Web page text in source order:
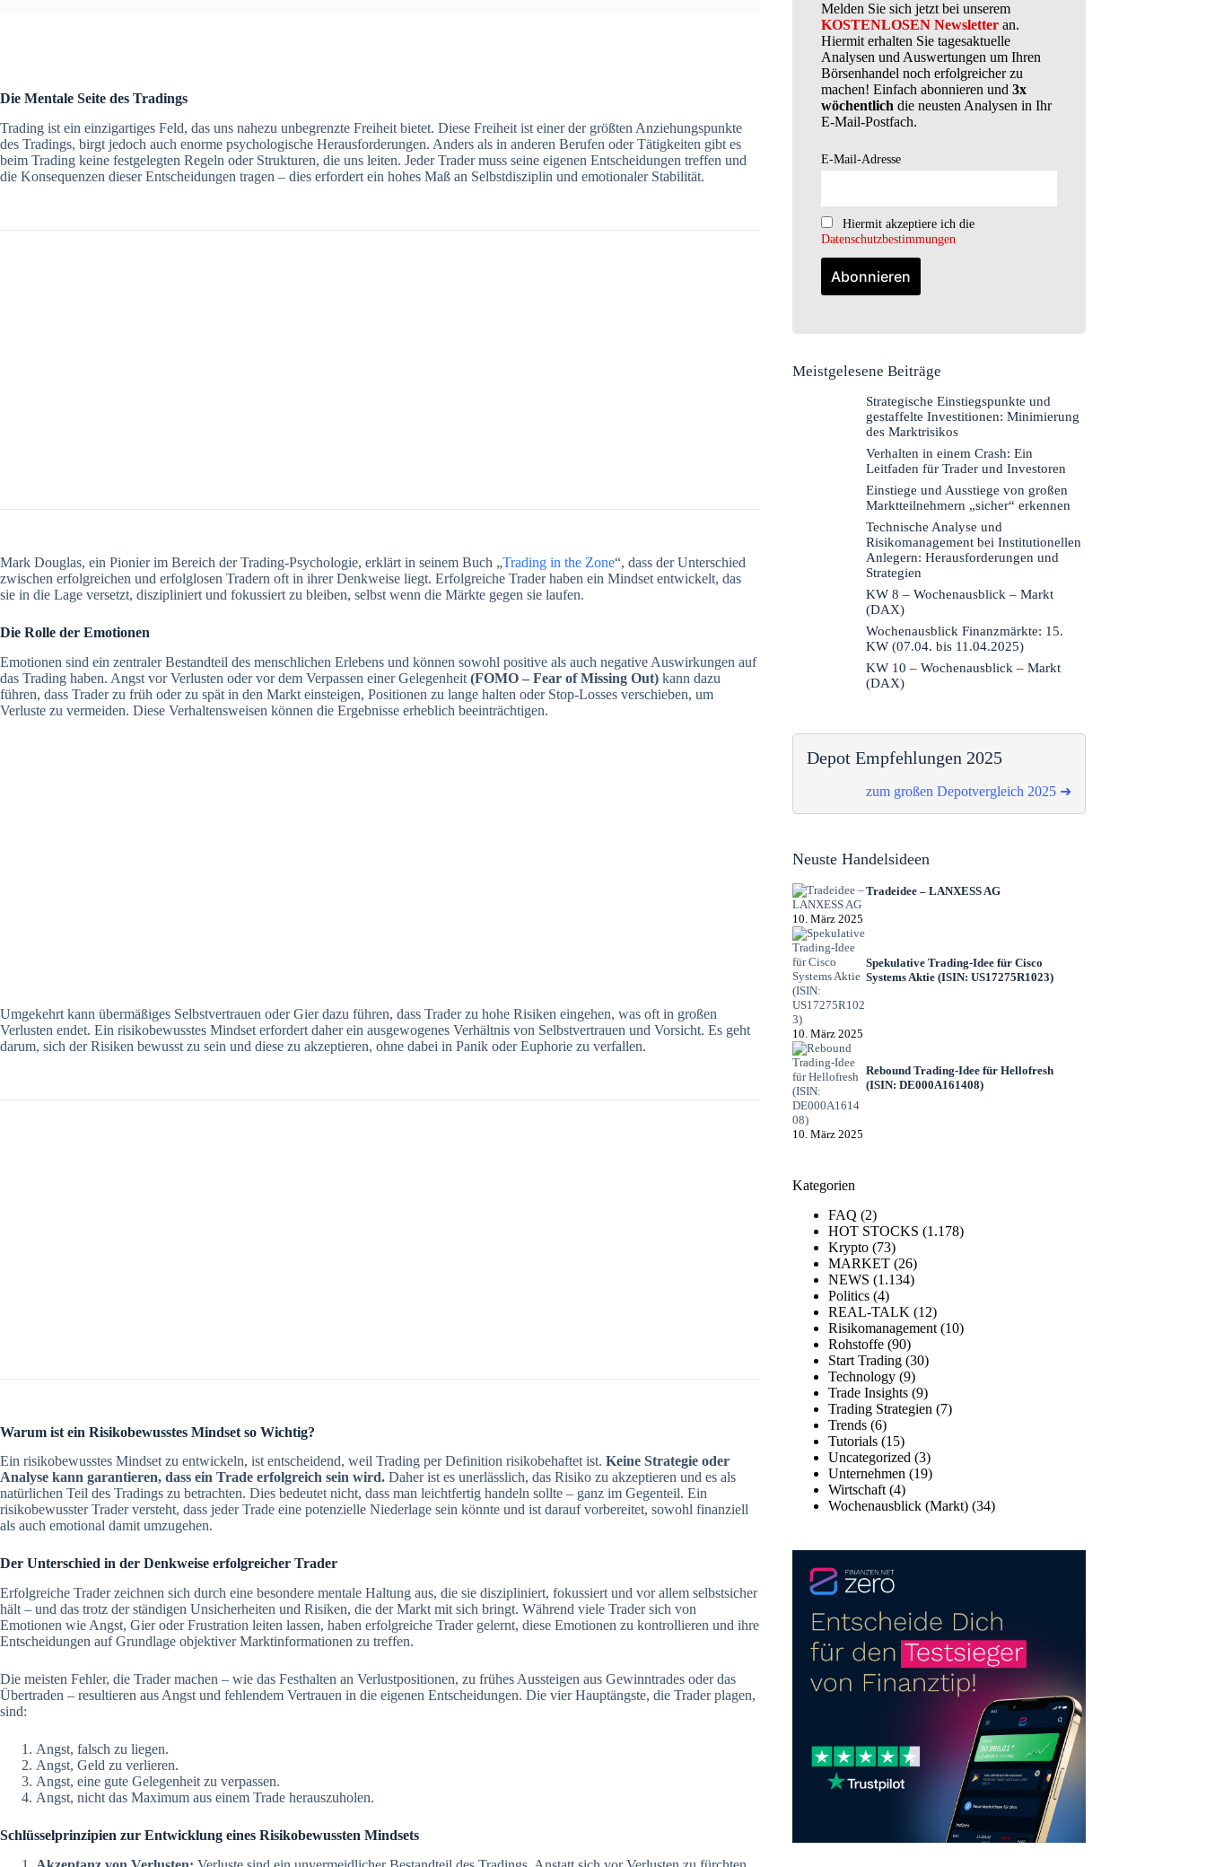
Die Mentale Seite des Tradings
Trading ist ein einzigartiges Feld, das uns nahezu unbegrenzte Freiheit bietet. Diese Freiheit ist einer der größten Anziehungspunkte
des Tradings, birgt jedoch auch enorme psychologische Herausforderungen. Anders als in anderen Berufen oder Tätigkeiten gibt es
beim Trading keine festgelegten Regeln oder Strukturen, die uns leiten. Jeder Trader muss seine eigenen Entscheidungen treffen und
die Konsequenzen dieser Entscheidungen tragen – dies erfordert ein hohes Maß an Selbstdisziplin und emotionaler Stabilität.
Mark Douglas, ein Pionier im Bereich der Trading-Psychologie, erklärt in seinem Buch „Trading in the Zone“, dass der Unterschied
zwischen erfolgreichen und erfolglosen Tradern oft in ihrer Denkweise liegt. Erfolgreiche Trader haben ein Mindset entwickelt, das
sie in die Lage versetzt, diszipliniert und fokussiert zu bleiben, selbst wenn die Märkte gegen sie laufen.
Die Rolle der Emotionen
Emotionen sind ein zentraler Bestandteil des menschlichen Erlebens und können sowohl positive als auch negative Auswirkungen auf
das Trading haben. Angst vor Verlusten oder vor dem Verpassen einer Gelegenheit (FOMO – Fear of Missing Out) kann dazu
führen, dass Trader zu früh oder zu spät in den Markt einsteigen, Positionen zu lange halten oder Stop-Losses verschieben, um
Verluste zu vermeiden. Diese Verhaltensweisen können die Ergebnisse erheblich beeinträchtigen.
Umgekehrt kann übermäßiges Selbstvertrauen oder Gier dazu führen, dass Trader zu hohe Risiken eingehen, was oft in großen
Verlusten endet. Ein risikobewusstes Mindset erfordert daher ein ausgewogenes Verhältnis von Selbstvertrauen und Vorsicht. Es geht
darum, sich der Risiken bewusst zu sein und diese zu akzeptieren, ohne dabei in Panik oder Euphorie zu verfallen.
Warum ist ein Risikobewusstes Mindset so Wichtig?
Ein risikobewusstes Mindset zu entwickeln, ist entscheidend, weil Trading per Definition risikobehaftet ist. Keine Strategie oder
Analyse kann garantieren, dass ein Trade erfolgreich sein wird. Daher ist es unerlässlich, das Risiko zu akzeptieren und es als
natürlichen Teil des Tradings zu betrachten. Dies bedeutet nicht, dass man leichtfertig handeln sollte – ganz im Gegenteil. Ein
risikobewusster Trader versteht, dass jeder Trade eine potenzielle Niederlage sein könnte und ist darauf vorbereitet, sowohl finanziell
als auch emotional damit umzugehen.
Der Unterschied in der Denkweise erfolgreicher Trader
Erfolgreiche Trader zeichnen sich durch eine besondere mentale Haltung aus, die sie diszipliniert, fokussiert und vor allem selbstsicher
hält – und das trotz der ständigen Unsicherheiten und Risiken, die der Markt mit sich bringt. Während viele Trader sich von
Emotionen wie Angst, Gier oder Frustration leiten lassen, haben erfolgreiche Trader gelernt, diese Emotionen zu kontrollieren und ihre
Entscheidungen auf Grundlage objektiver Marktinformationen zu treffen.
Die meisten Fehler, die Trader machen – wie das Festhalten an Verlustpositionen, zu frühes Aussteigen aus Gewinntrades oder das
Übertraden – resultieren aus Angst und fehlendem Vertrauen in die eigenen Entscheidungen. Die vier Hauptängste, die Trader plagen,
sind:
Angst, falsch zu liegen.
Angst, Geld zu verlieren.
Angst, eine gute Gelegenheit zu verpassen.
Angst, nicht das Maximum aus einem Trade herauszuholen.
Schlüsselprinzipien zur Entwicklung eines Risikobewussten Mindsets
Melden Sie sich jetzt bei unserem
KOSTENLOSEN Newsletter an.
Hiermit erhalten Sie tagesaktuelle
Analysen und Auswertungen um Ihren
Börsenhandel noch erfolgreicher zu
machen! Einfach abonnieren und3x
wöchentlich die neusten Analysen in Ihr
E-Mail-Postfach.
E-Mail-Adresse
Hiermit akzeptiere ich die
Datenschutzbestimmungen
Meistgelesene Beiträge
Strategische Einstiegspunkte und
gestaffelte Investitionen: Minimierung
des Marktrisikos
Verhalten in einem Crash: Ein
Leitfaden für Trader und Investoren
Einstiege und Ausstiege von großen
Marktteilnehmern „sicher“ erkennen
Technische Analyse und
Risikomanagement bei Institutionellen
Anlegern: Herausforderungen und
Strategien
KW 8 – Wochenausblick – Markt
(DAX)
Wochenausblick Finanzmärkte: 15.
KW (07.04. bis 11.04.2025)
KW 10 – Wochenausblick – Markt
(DAX)
Depot Empfehlungen 2025
zum großen Depotvergleich 2025 ➜
Neuste Handelsideen
Tradeidee – LANXESS AG
10. März 2025
Spekulative Trading-Idee für Cisco
Systems Aktie (ISIN: US17275R1023)
10. März 2025
Rebound Trading-Idee für Hellofresh
(ISIN: DE000A161408)
10. März 2025
Kategorien
FAQ (2)
HOT STOCKS (1.178)
Krypto (73)
MARKET (26)
NEWS (1.134)
Politics (4)
REAL-TALK (12)
Risikomanagement (10)
Rohstoffe (90)
Start Trading (30)
Technology (9)
Trade Insights (9)
Trading Strategien (7)
Trends (6)
Tutorials (15)
Uncategorized (3)
Unternehmen (19)
Wirtschaft (4)
Wochenausblick (Markt) (34)